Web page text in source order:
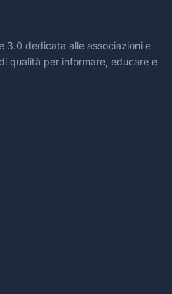
3.0 dedicata alle associazioni e
qualità per informare, educare e